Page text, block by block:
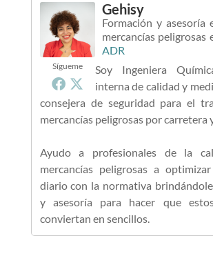
Sígueme
Gehisy
Formación y asesoría
mercancías peligrosas
ADR
Soy Ingeniera
interna de calidad y
consejera de seguridad para el
mercancías peligrosas por carretera
Ayudo a profesionales de la
mercancías peligrosas a
diario con la normativa
y asesoría para hacer que
conviertan en sencillos.